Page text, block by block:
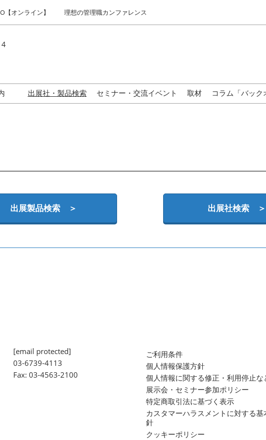
【オンライン】 理想の管理職カンファレンス
出展社・製品検索 セミナー・交流イベント 取材 コラム「バック
出展製品検索 ＞ 出展社検索 ＞
[email protected]
03-6739-4113
Fax: 03-4563-2100
ご利用条件
個人情報保護方針
個人情報に関する修正・利用停止な
展示会・セミナー参加ポリシー
特定商取引法に基づく表示
カスタマーハラスメントに対する基
針
クッキーポリシー